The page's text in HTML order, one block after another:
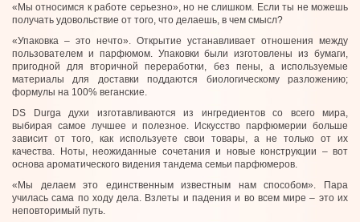
«Мы относимся к работе серьезно», но не слишком. Если ты не можешь
получать удовольствие от того, что делаешь, в чем смысл?
«Упаковка – это нечто». Открытие устанавливает отношения между
пользователем и парфюмом. Упаковки были изготовлены из бумаги,
пригодной для вторичной переработки, без пены, а используемые
материалы для доставки поддаются биологическому разложению;
формулы на 100% веганские.
DS Durga духи изготавливаются из ингредиентов со всего мира,
выбирая самое лучшее и полезное. Искусство парфюмерии больше
зависит от того, как используете свои товары, а не только от их
качества. Ноты, неожиданные сочетания и новые конструкции – вот
основа ароматического видения тандема семьи парфюмеров.
«Мы делаем это единственным известным нам способом». Пара
училась сама по ходу дела. Взлеты и падения и во всем мире – это их
неповторимый путь.